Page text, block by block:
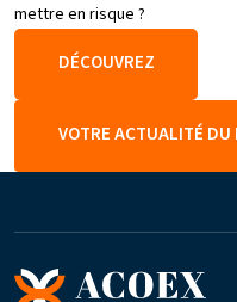
mettre en risque ?
DÉCOUVREZ
VOTRE ACTUALITÉ DU